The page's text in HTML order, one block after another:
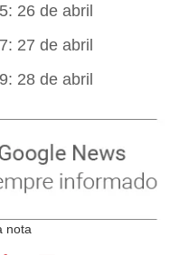
26 de abril
27 de abril
28 de abril